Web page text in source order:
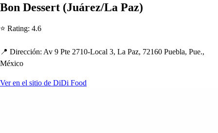
Bon Dessert (Juárez/La Paz)
⭐ Rating: 4.6
📍 Dirección: Av 9 Pte 2710-Local 3, La Paz, 72160 Puebla, Pue.,
México
Ver en el sitio de DiDi Food